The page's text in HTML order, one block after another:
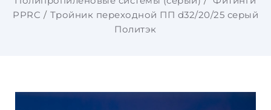
PPRC
Тройник переходной ПП d32/20/25 серый
Политэк